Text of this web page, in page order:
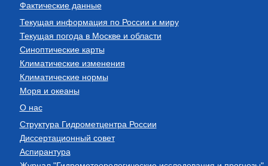
Фактические данные
Текущая информация по России и миру
Текущая погода в Москве и области
Синоптические карты
Климатические изменения
Климатические нормы
Моря и океаны
О нас
Структура Гидрометцентра России
Диссертационный совет
Аспирантура